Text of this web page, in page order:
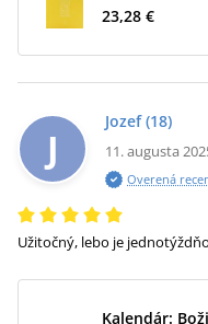
23,28 €
Kalendár:
J
Jozef (18)
11. augusta
Overená
Užitočný, lebo je